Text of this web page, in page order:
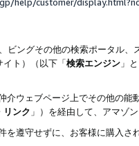
ビングその他の検索ポータル
イト）（以下「検索エンジン 」
介ウェブページ上でその他の
リンク 」）を経由して、アマゾ
を遵守せずに、お客様に購入さ